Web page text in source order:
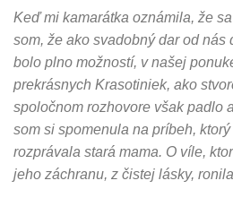
Keď mi kamarátka oznámila, že
som, že ako svadobný dar od nás
bolo plno možností, v našej
prekrásnych Krasotiniek, ako
spoločnom rozhovore však padlo
som si spomenula na príbeh,
rozprávala stará mama. O víle,
jeho záchranu, z čistej lásky,